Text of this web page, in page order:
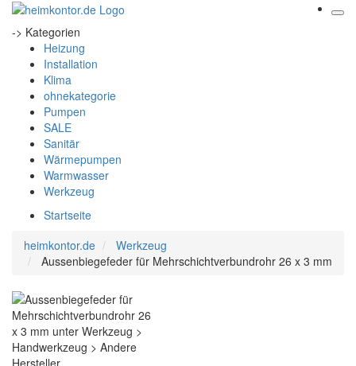
-> Kategorien
Heizung
Installation
Klima
ohnekategorie
Pumpen
SALE
Sanitär
Wärmepumpen
Warmwasser
Werkzeug
Startseite
heimkontor.de
Werkzeug
Aussenbiegefeder für Mehrschichtverbundrohr 26 x 3 mm